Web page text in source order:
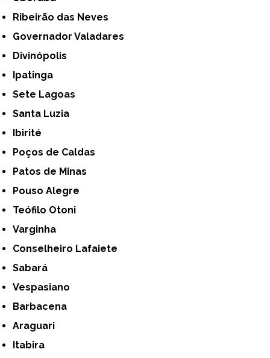
Ribeirão das Neves
Governador Valadares
Divinópolis
Ipatinga
Sete Lagoas
Santa Luzia
Ibirité
Poços de Caldas
Patos de Minas
Pouso Alegre
Teófilo Otoni
Varginha
Conselheiro Lafaiete
Sabará
Vespasiano
Barbacena
Araguari
Itabira